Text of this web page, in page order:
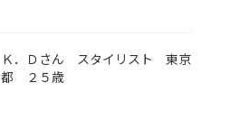
Ｋ．Ｄさん スタイリスト 東京
都 ２５歳